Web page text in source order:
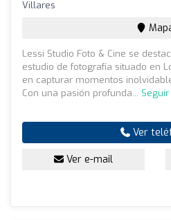
Villares
Lessi Studio Foto & Cine se
estudio de fotografía situado en
en capturar momentos
Con una pasión profunda...
Ver
Ver e-mail